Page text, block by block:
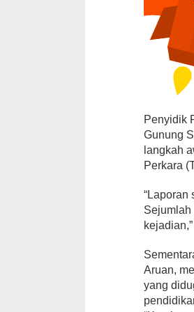
Penyidik
Gunung
langkah
Perkara
“Laporan
Sejumlah
Aruan,
yang